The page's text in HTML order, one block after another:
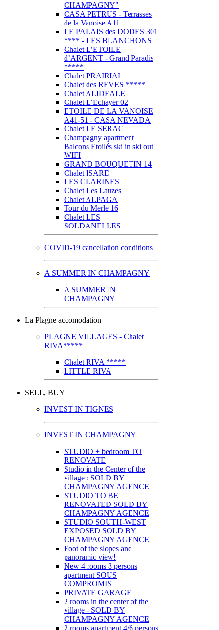
CHAMPAGNY"
CASA PETRUS - Terrasses
de la Vanoise A11
LE PALAIS des DODES 301
**** - LES BLANCHONS
Chalet L’ETOILE
d’ARGENT - Grand Paradis
*****
Chalet PRAIRIAL
Chalet des REVES *****
Chalet ALIDEALE
Chalet L’Echayer 02
ETOILE DE LA VANOISE
A41-51 - CASA NEVADA
Chalet LE SERAC
Champagny apartment
Balcons Etoilés ski in ski out
WIFI
GRAND BOUQUETIN 14
Chalet ISARD
LES CLARINES
Chalet Les Lauzes
Chalet ALPAGA
Tour du Merle 16
Chalet LES
SOLDANELLES
COVID-19 cancellation conditions
A SUMMER IN CHAMPAGNY
A SUMMER IN
CHAMPAGNY
La Plagne accomodation
PLAGNE VILLAGES - Chalet
RIVA*****
Chalet RIVA *****
LITTLE RIVA
SELL, BUY
INVEST IN TIGNES
INVEST IN CHAMPAGNY
STUDIO + bedroom TO
RENOVATE
Studio in the Center of the
village : SOLD BY
CHAMPAGNY AGENCE
STUDIO TO BE
RENOVATED SOLD BY
CHAMPAGNY AGENCE
STUDIO SOUTH-WEST
EXPOSED SOLD BY
CHAMPAGNY AGENCE
Foot of the slopes and
panoramic view!
New 4 rooms 8 persons
apartment SOUS
COMPROMIS
PRIVATE GARAGE
2 rooms in the center of the
village - SOLD BY
CHAMPAGNY AGENCE
2 rooms apartment 4/6 persons